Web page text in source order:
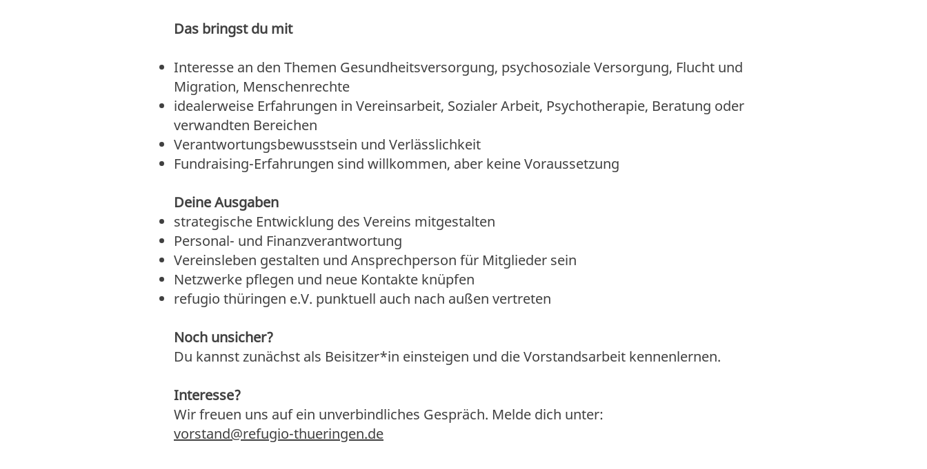
Das bringst du mit
Interesse an den Themen Gesundheitsversorgung, psychosoziale Versorgung, Flucht und
Migration, Menschenrechte
idealerweise Erfahrungen in Vereinsarbeit, Sozialer Arbeit, Psychotherapie, Beratung oder
verwandten Bereichen
Verantwortungsbewusstsein und Verlässlichkeit
Fundraising-Erfahrungen sind willkommen, aber keine Voraussetzung
Deine Ausgaben
strategische Entwicklung des Vereins mitgestalten
Personal- und Finanzverantwortung
Vereinsleben gestalten und Ansprechperson für Mitglieder sein
Netzwerke pflegen und neue Kontakte knüpfen
refugio thüringen e.V. punktuell auch nach außen vertreten
Noch unsicher?
Du kannst zunächst als Beisitzer*in einsteigen und die Vorstandsarbeit kennenlernen.
Interesse?
Wir freuen uns auf ein unverbindliches Gespräch. Melde dich unter:
vorstand@refugio-thueringen.de